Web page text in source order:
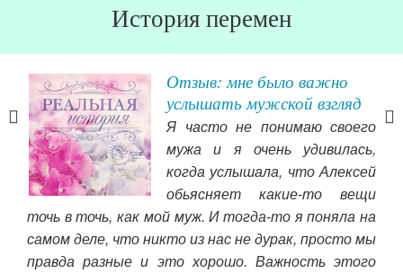
История перемен
и
Отзыв: мне было важно
услышать мужской взгляд
Я часто не понимаю своего
мужа и я очень удивилась,
когда услышала, что Алексей
обьясняет какие-то вещи
точь в точь, как мой муж. И тогда-то я поняла на
самом деле, что никто из нас не дурак, просто мы
правда разные и это хорошо. Важность этого